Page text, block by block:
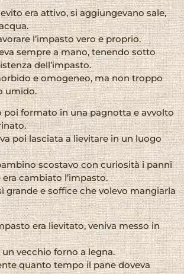
era attivo, si aggiungevano sale,
l’impasto vero e proprio.
sempre a mano, tenendo sotto
dell’impasto.
e omogeneo, ma non troppo
umido.
poi formato in una pagnotta e avvolto
poi lasciata a lievitare in un luogo
scostavo con curiosità i panni
cambiato l’impasto.
grande e soffice che volevo mangiarla
era lievitato, veniva messo in
vecchio forno a legna.
quanto tempo il pane doveva